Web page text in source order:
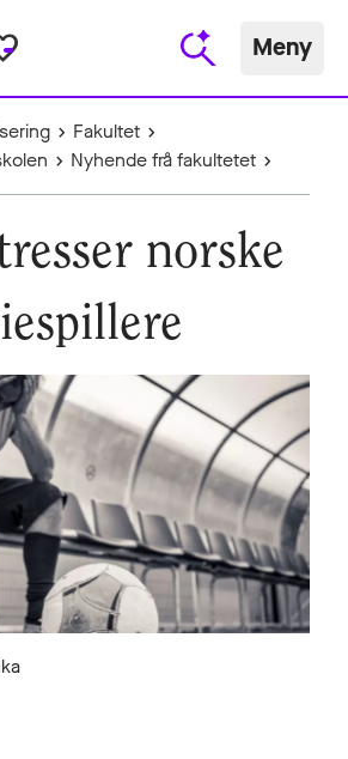
Meny
Fakultet
Nyhende frå fakultetet
norske